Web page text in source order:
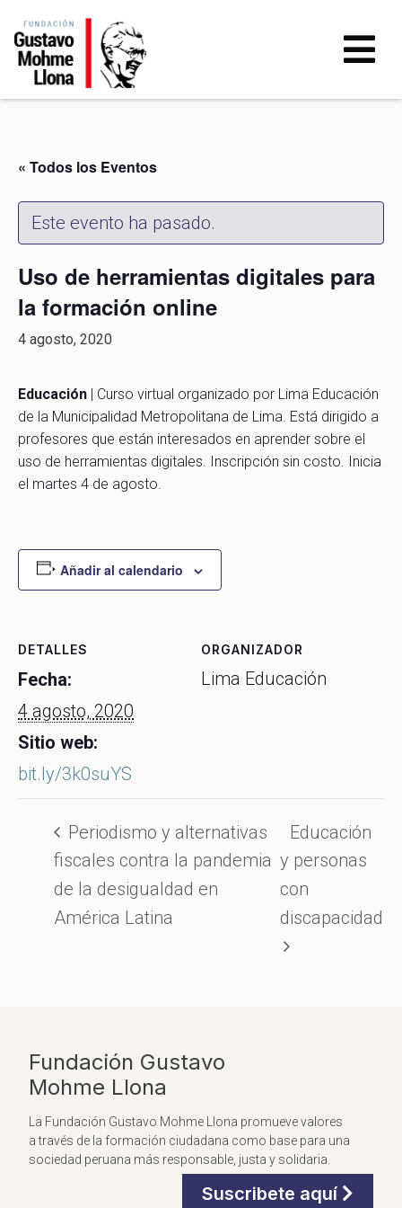
« Todos los Eventos
Este evento ha pasado.
Uso de herramientas digitales para
la formación online
4 agosto, 2020
Educación | Curso virtual organizado por Lima Educación
de la Municipalidad Metropolitana de Lima. Está dirigido a
profesores que están interesados en aprender sobre el
uso de herramientas digitales. Inscripción sin costo. Inicia
el martes 4 de agosto.
Añadir al calendario
DETALLES
Fecha:
4 agosto, 2020
Sitio web:
bit.ly/3k0suYS
ORGANIZADOR
Lima Educación
Periodismo y alternativas
fiscales contra la pandemia
de la desigualdad en
América Latina
Educación
y personas
con
discapacidad
Fundación Gustavo
Mohme Llona
La Fundación Gustavo Mohme Llona promueve valores
a través de la formación ciudadana como base para una
sociedad peruana más responsable, justa y solidaria.
Suscribete aquí